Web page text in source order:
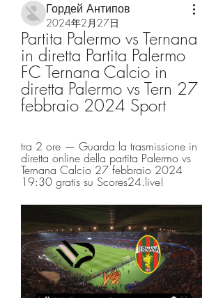
Гордей Антипов
2024年2月27日
Partita Palermo vs Ternana
in diretta Partita Palermo
FC Ternana Calcio in
diretta Palermo vs Tern 27
febbraio 2024 Sport
tra 2 ore — Guarda la trasmissione in
diretta online della partita Palermo vs
Ternana Calcio 27 febbraio 2024
19:30 gratis su Scores24.live!